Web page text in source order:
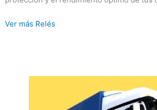
Ver más Relés